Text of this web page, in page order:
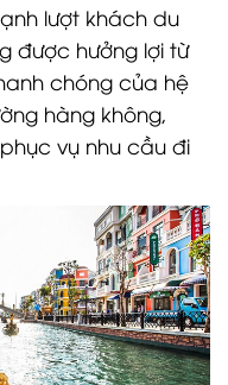
lượt khách du
được hưởng lợi từ
chóng của hệ
hàng không,
vụ nhu cầu đi